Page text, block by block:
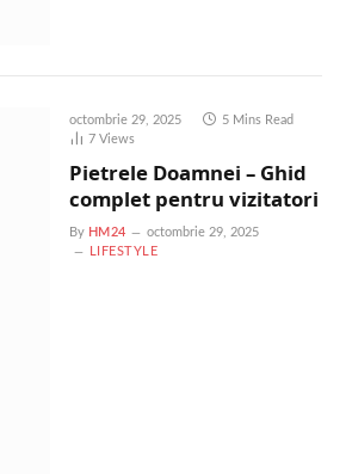
octombrie 29, 2025
5 Mins Read
7 Views
Pietrele Doamnei – Ghid
complet pentru vizitatori
By HM24
octombrie 29, 2025
LIFESTYLE